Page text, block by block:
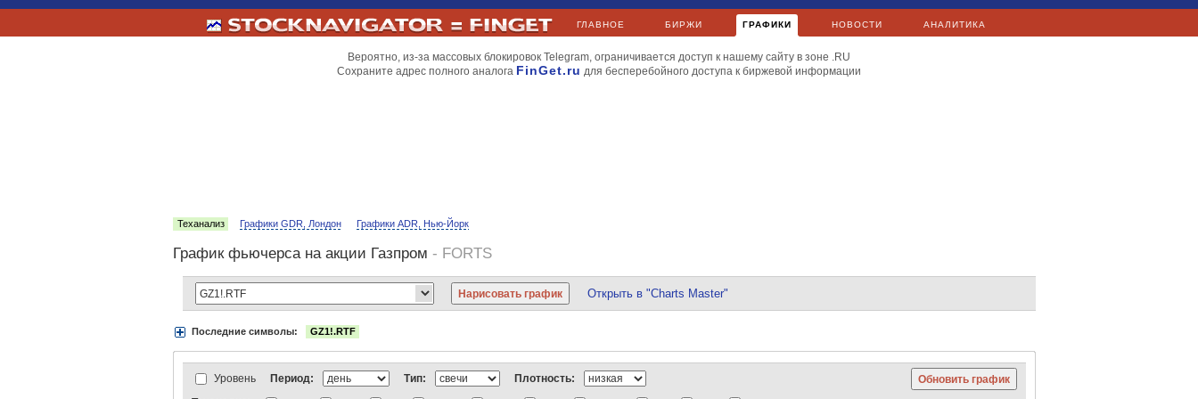
ГЛАВНОЕ БИРЖИ ГРАФИКИ НОВОСТИ АНАЛИТИКА
Вероятно, из-за массовых блокировок Telegram, ограничивается доступ к нашему сайту в зоне .RU
Сохраните адрес полного аналога FinGet.ru для бесперебойного доступа к биржевой информации
Теханализ Графики GDR, Лондон Графики ADR, Нью-Йорк
График фьючерса на акции Газпром - FORTS
Открыть в "Charts Master"
Последние символы:
GZ1!.RTF
АДР Нью-Йорк:
Вымпелком Газпром Газпромнефть Киви ЛУКойл Мечел МТС НорНикель РусГидро Сбербанк Сургутнефтегаз
Яндекс
АДР Лондон:
ВТБ Газпром ЛУКойл Новатэк МегаФон НорНикель Роснефть Ростелеком
Mail.Ru
Nikkei 225
Уровень Период: Тип:
Плотность: